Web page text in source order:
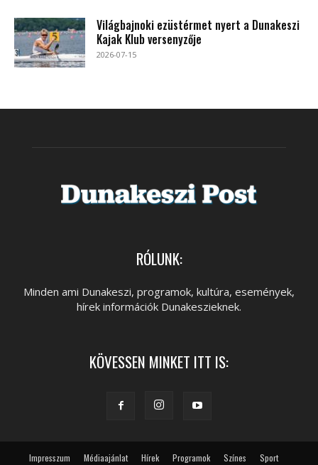
Világbajnoki ezüstérmet nyert a Dunakeszi
Kajak Klub versenyzője
2026-07-15
RÓLUNK:
Minden ami Dunakeszi, programok, kultúra, események,
hírek információk Dunakeszieknek.
KÖVESSEN MINKET ITT IS:
Impresszum Médiaajánlat Hírek Programok Színes Sport